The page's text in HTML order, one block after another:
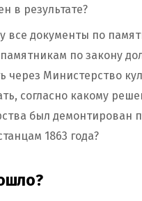
в результате?
все документы по
по закону
через Министерство
согласно какому
был демонтирован
1863 года?